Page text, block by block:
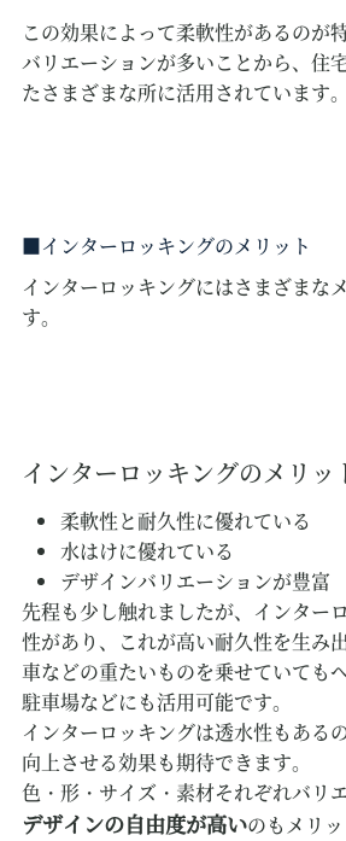
この効果によって柔軟性があるのが
バリエーションが多いことから、住
たさまざまな所に活用されています。
インターロッキングのメリット
インターロッキングにはさまざまな
す。
インターロッキングのメリッ
柔軟性と耐久性に優れている
水はけに優れている
デザインバリエーションが豊富
先程も少し触れましたが、インター
性があり、これが高い耐久性を生み
車などの重たいものを乗せていても
駐車場などにも活用可能です。
インターロッキングは透水性もある
向上させる効果も期待できます。
色・形・サイズ・素材それぞれバリ
デザインの自由度が高いのもメリッ